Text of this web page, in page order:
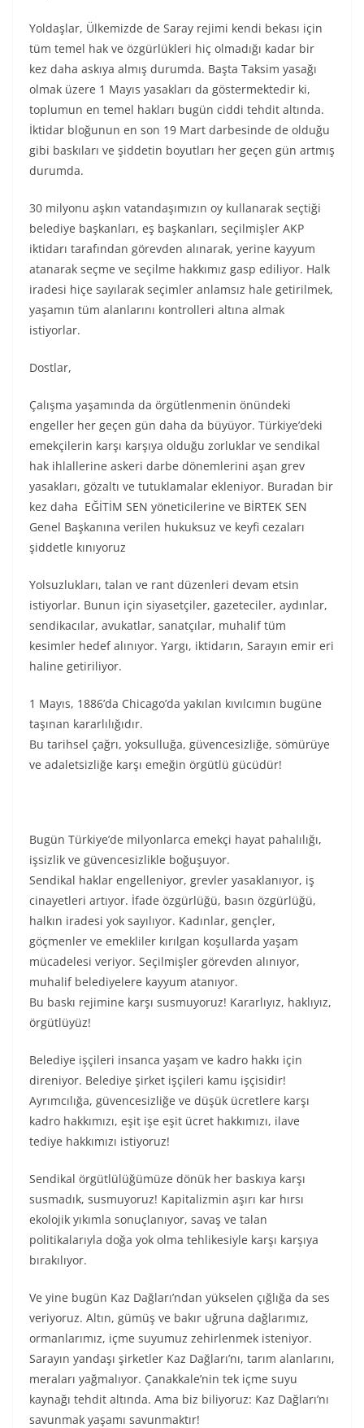
Yoldaşlar, Ülkemizde de Saray rejimi kendi bekası için
tüm temel hak ve özgürlükleri hiç olmadığı kadar bir
kez daha askıya almış durumda. Başta Taksim yasağı
olmak üzere 1 Mayıs yasakları da göstermektedir ki,
toplumun en temel hakları bugün ciddi tehdit altında.
İktidar bloğunun en son 19 Mart darbesinde de olduğu
gibi baskıları ve şiddetin boyutları her geçen gün artmış
durumda.
30 milyonu aşkın vatandaşımızın oy kullanarak seçtiği
belediye başkanları, eş başkanları, seçilmişler AKP
iktidarı tarafından görevden alınarak, yerine kayyum
atanarak seçme ve seçilme hakkımız gasp ediliyor. Halk
iradesi hiçe sayılarak seçimler anlamsız hale getirilmek,
yaşamın tüm alanlarını kontrolleri altına almak
istiyorlar.
Dostlar,
Çalışma yaşamında da örgütlenmenin önündeki
engeller her geçen gün daha da büyüyor. Türkiye’deki
emekçilerin karşı karşıya olduğu zorluklar ve sendikal
hak ihlallerine askeri darbe dönemlerini aşan grev
yasakları, gözaltı ve tutuklamalar ekleniyor. Buradan bir
kez daha EĞİTİM SEN yöneticilerine ve BİRTEK SEN
Genel Başkanına verilen hukuksuz ve keyfi cezaları
şiddetle kınıyoruz
Yolsuzlukları, talan ve rant düzenleri devam etsin
istiyorlar. Bunun için siyasetçiler, gazeteciler, aydınlar,
sendikacılar, avukatlar, sanatçılar, muhalif tüm
kesimler hedef alınıyor. Yargı, iktidarın, Sarayın emir eri
haline getiriliyor.
1 Mayıs, 1886’da Chicago’da yakılan kıvılcımın bugüne
taşınan kararlılığıdır.
Bu tarihsel çağrı, yoksulluğa, güvencesizliğe, sömürüye
ve adaletsizliğe karşı emeğin örgütlü gücüdür!
Bugün Türkiye’de milyonlarca emekçi hayat pahalılığı,
işsizlik ve güvencesizlikle boğuşuyor.
Sendikal haklar engelleniyor, grevler yasaklanıyor, iş
cinayetleri artıyor. İfade özgürlüğü, basın özgürlüğü,
halkın iradesi yok sayılıyor. Kadınlar, gençler,
göçmenler ve emekliler kırılgan koşullarda yaşam
mücadelesi veriyor. Seçilmişler görevden alınıyor,
muhalif belediyelere kayyum atanıyor.
Bu baskı rejimine karşı susmuyoruz! Kararlıyız, haklıyız,
örgütlüyüz!
Belediye işçileri insanca yaşam ve kadro hakkı için
direniyor. Belediye şirket işçileri kamu işçisidir!
Ayrımcılığa, güvencesizliğe ve düşük ücretlere karşı
kadro hakkımızı, eşit işe eşit ücret hakkımızı, ilave
tediye hakkımızı istiyoruz!
Sendikal örgütlülüğümüze dönük her baskıya karşı
susmadık, susmuyoruz! Kapitalizmin aşırı kar hırsı
ekolojik yıkımla sonuçlanıyor, savaş ve talan
politikalarıyla doğa yok olma tehlikesiyle karşı karşıya
bırakılıyor.
Ve yine bugün Kaz Dağları’ndan yükselen çığlığa da ses
veriyoruz. Altın, gümüş ve bakır uğruna dağlarımız,
ormanlarımız, içme suyumuz zehirlenmek isteniyor.
Sarayın yandaşı şirketler Kaz Dağları’nı, tarım alanlarını,
meraları yağmalıyor. Çanakkale’nin tek içme suyu
kaynağı tehdit altında. Ama biz biliyoruz: Kaz Dağları’nı
savunmak yaşamı savunmaktır!